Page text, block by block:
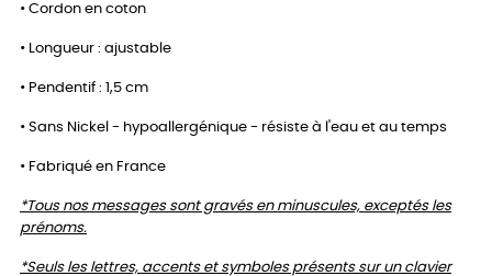
• Cordon en coton
• Longueur : ajustable
• Pendentif : 1,5 cm
• Sans Nickel - hypoallergénique - résiste à l'eau et au temps
• Fabriqué en France
*Tous nos messages sont gravés en minuscules, exceptés les
prénoms.
*Seuls les lettres, accents et symboles présents sur un clavier